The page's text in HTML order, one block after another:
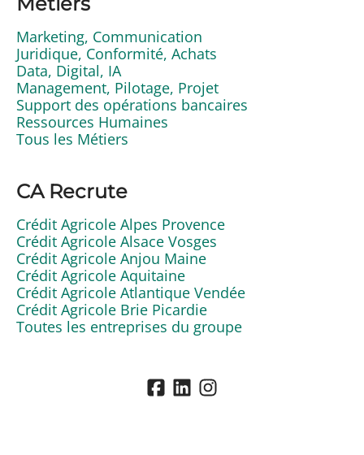
Marketing, Communication
Juridique, Conformité, Achats
Data, Digital, IA
Management, Pilotage, Projet
Support des opérations bancaires
Ressources Humaines
Tous les Métiers
CA Recrute
Crédit Agricole Alpes Provence
Crédit Agricole Alsace Vosges
Crédit Agricole Anjou Maine
Crédit Agricole Aquitaine
Crédit Agricole Atlantique Vendée
Crédit Agricole Brie Picardie
Toutes les entreprises du groupe